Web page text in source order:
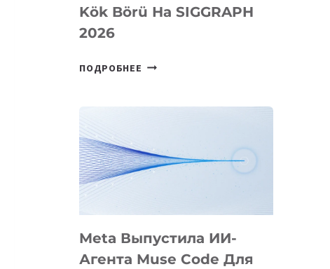
Kök Börü На SIGGRAPH
2026
ПОДРОБНЕЕ HIGGSFIELD
BÖRÜ
НА
Meta Выпустила ИИ-
Агента Muse Code Для